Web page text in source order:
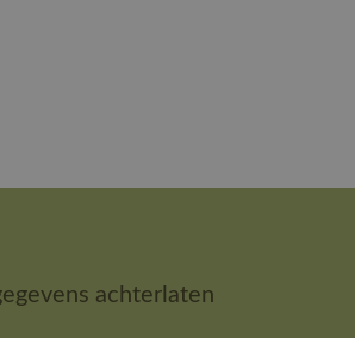
achterlaten